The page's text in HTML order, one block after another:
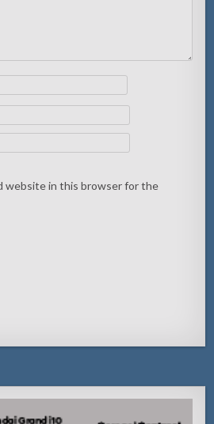
website in this browser for the